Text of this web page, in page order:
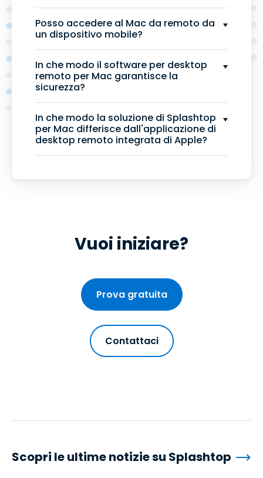
Posso accedere al Mac da remoto da
un dispositivo mobile?
In che modo il software per desktop
remoto per Mac garantisce la
sicurezza?
In che modo la soluzione di Splashtop
per Mac differisce dall'applicazione di
desktop remoto integrata di Apple?
Vuoi iniziare?
Prova gratuita
Contattaci
Scopri le ultime notizie su Splashtop